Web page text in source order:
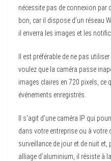
nécessite pas de connexion par
bon, car il dispose d’un réseau
il enverra les images et les
Il est préférable de ne pas
voulez que la caméra passe
images claires en 720 pixels, ce
événements enregistrés.
Il s’agit d’une caméra IP qui
dans votre entreprise ou à votre
surveillance de jour et de nuit et,
alliage d’aluminium, il résiste à